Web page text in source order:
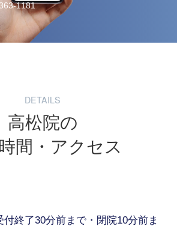
1181
DETAILS
高松院の
間・アクセス
終了30分前まで・閉院10分前ま